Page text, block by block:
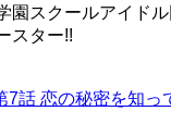
園スクールアイド
スター!!
7話 恋の秘密を知っ